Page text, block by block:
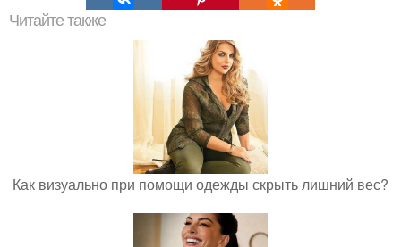
Читайте также
Как визуально при помощи одежды скрыть лишний вес?